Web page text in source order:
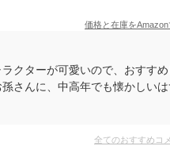
価格と在庫をAmazon
クターが可愛いので、おすすめ
さんに、中高年でも懐かしいは
全てのおすすめコ